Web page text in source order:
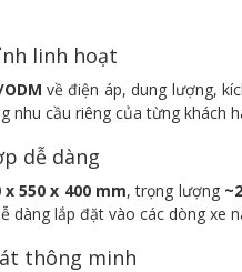
linh hoạt
về điện áp, dung lượng,
nhu cầu riêng của từng khách
dễ dàng
x 550 x 400 mm, trọng lượng
dàng lắp đặt vào các dòng xe
thông minh